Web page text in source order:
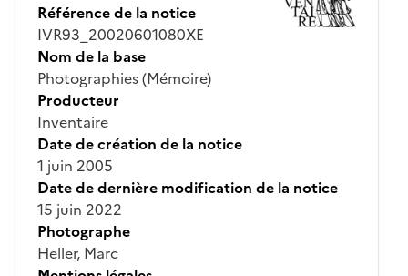
Référence de la notice
IVR93_20020601080XE
Nom de la base
Photographies (Mémoire)
Producteur
Inventaire
Date de création de la notice
1 juin 2005
Date de dernière modification de la notice
15 juin 2022
Photographe
Heller, Marc